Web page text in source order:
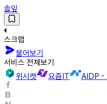
솔잎
스크랩
물어보기
서비스 전체보기
위시켓
요즘IT AIDP -